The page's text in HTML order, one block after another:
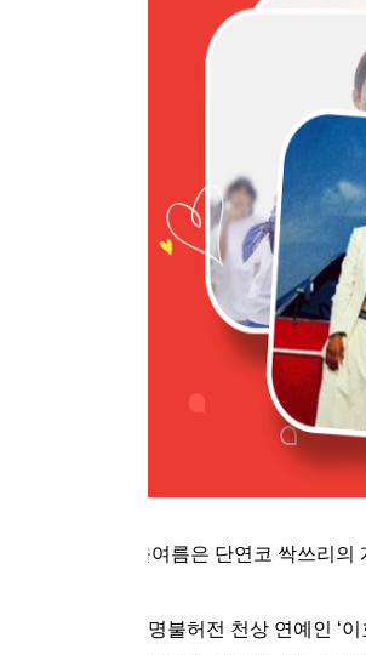
올여름은 단연코 싹쓰리
명불허전 천상 연예인 ‘이